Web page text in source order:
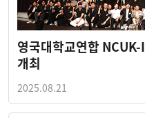
영국대학교연합
개최
2025.08.21